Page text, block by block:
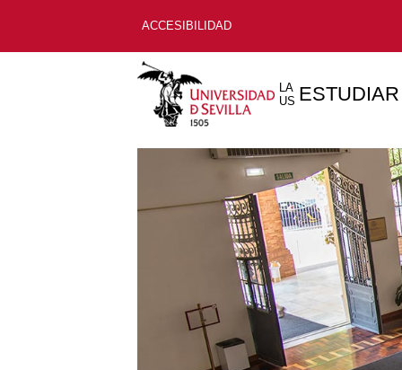
ACCESIBILIDAD
LA
US ESTUDIAR